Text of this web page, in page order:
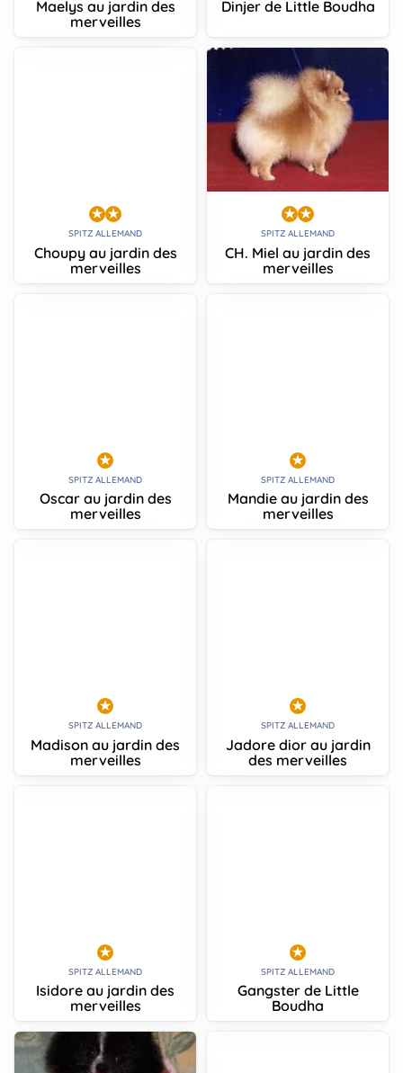
Maelys au jardin des
merveilles
Dinjer de Little Boudha
SPITZ ALLEMAND
Choupy au jardin des
merveilles
SPITZ ALLEMAND
CH. Miel au jardin des
merveilles
SPITZ ALLEMAND
Oscar au jardin des
merveilles
SPITZ ALLEMAND
Mandie au jardin des
merveilles
SPITZ ALLEMAND
Madison au jardin des
merveilles
SPITZ ALLEMAND
Jadore dior au jardin
des merveilles
SPITZ ALLEMAND
Isidore au jardin des
merveilles
SPITZ ALLEMAND
Gangster de Little
Boudha